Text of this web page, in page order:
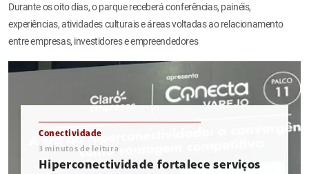
Durante os oito dias, o parque receberá conferências, painéis,
experiências, atividades culturais e áreas voltadas ao relacionamento
entre empresas, investidores e empreendedores
Conectividade
3 minutos de leitura
Hiperconectividade fortalece serviços